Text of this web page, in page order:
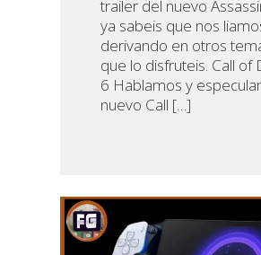
trailer del nuevo
ya sabeis que nos
derivando en otros
que lo disfruteis. Call of
6 Hablamos y
nuevo Call […]